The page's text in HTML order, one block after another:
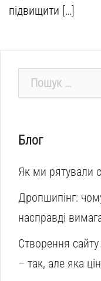
підвищити […]
Пошук:
Блог
Як ми рятували
Дропшипінг:
насправді
Створення
– так, але яка